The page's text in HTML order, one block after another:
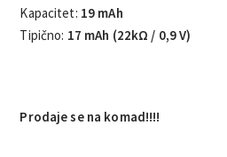
Kapacitet: 19 mAh
Tipično: 17 mAh (22kΩ / 0,9 V)
Prodaje se na komad!!!!